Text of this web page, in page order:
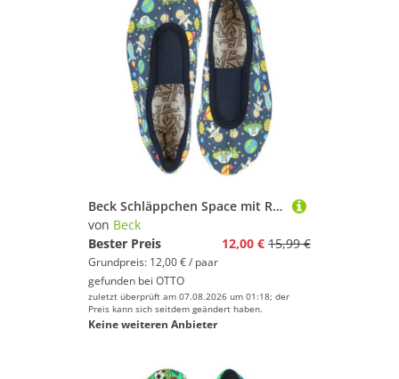
Beck Schläppchen Space mit Ristgummi Gymnastikschuh (Barfußschuhe, für schmale Füße und kleine Kinder besonders geeignet, ab Gr. 18/19 verfügbar) atmungsaktive Baumwolle, rutschfeste Gummi-Laufsohle
von Beck
Bester Preis
12,00 € 15,99 €
Grundpreis: 12,00 € / paar
gefunden bei OTTO
zuletzt überprüft am 07.08.2026 um 01:18; der
Preis kann sich seitdem geändert haben.
Keine weiteren Anbieter